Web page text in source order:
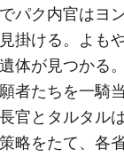
パク内官はヨ
掛ける。よも
体が見つかる
者たちを一騎
官とタルタル
略をたて、各